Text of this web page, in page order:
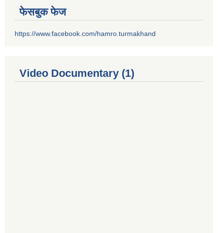
फेसबुक फेज
https://www.facebook.com/hamro.turmakhand
Video Documentary (1)